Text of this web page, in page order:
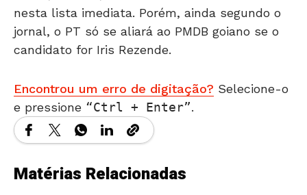
jornal, o PT só se aliará ao PMDB goiano se o
candidato for Iris Rezende.
e pressione Ctrl + Enter .
Matérias Relacionadas